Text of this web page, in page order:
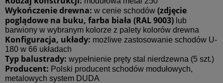
Wykończenie drewna: w cenie schodów (zdjęcie
poglądowe na buku, farba biała (RAL 9003) lub
barwiony w wybranym kolorze z palety kolorów drewna
Konfiguracja, układy: możliwe zastosowanie schodów U-
180 w 66 układach
Typ balustrady: wypełnienie pręty stal nierdzewna (5 szt.)
Producent: Polski producent schodów modułowych,
metalowych system DUDA